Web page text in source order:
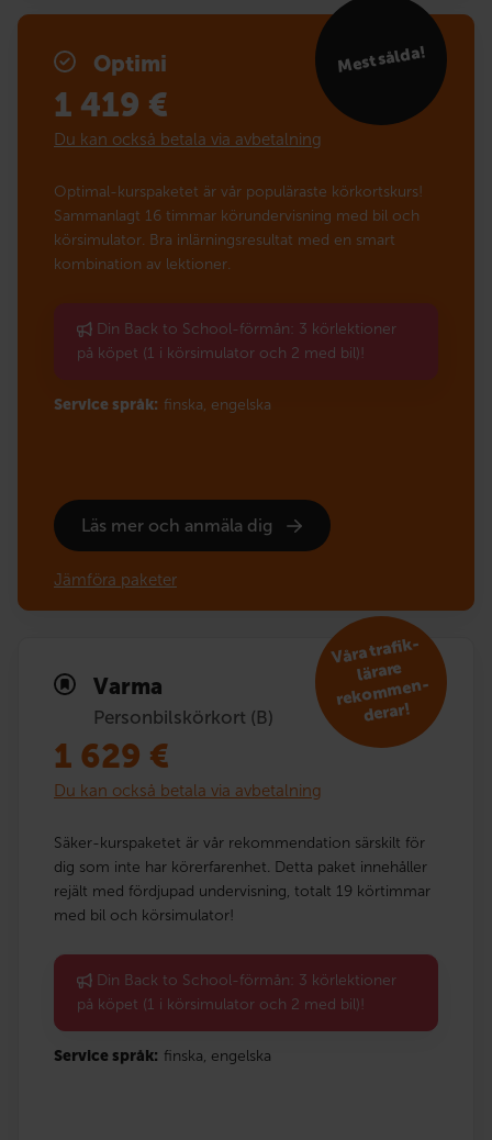
Optimi Mest sålda!
1 419 €
Du kan också betala via avbetalning
Optimal-kurspaketet är vår populäraste körkortskurs!
Sammanlagt 16 timmar körundervisning med bil och
körsimulator. Bra inlärningsresultat med en smart
kombination av lektioner.
Din Back to School-förmån: 3 körlektioner
på köpet (1 i körsimulator och 2 med bil)!
Service språk: finska, engelska
Läs mer och anmäla dig
Jämföra paketer
Varma
Personbilskörkort (B)
V
åra trafik­
lärare
reko
m
men­
derar!
1 629 €
Du kan också betala via avbetalning
Säker-kurspaketet är vår rekommendation särskilt för
dig som inte har körerfarenhet. Detta paket innehåller
rejält med fördjupad undervisning, totalt 19 körtimmar
med bil och körsimulator!
Din Back to School-förmån: 3 körlektioner
på köpet (1 i körsimulator och 2 med bil)!
Service språk: finska, engelska